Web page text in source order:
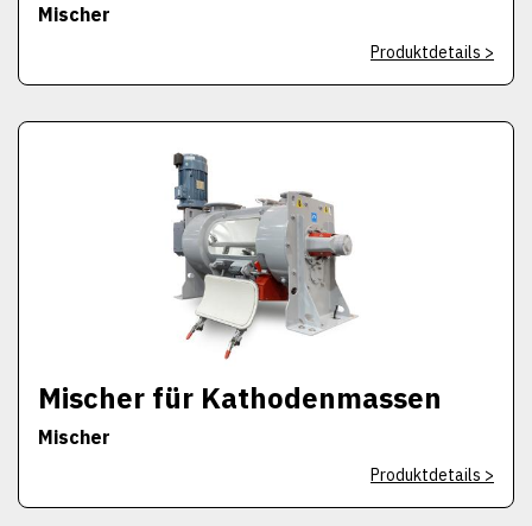
Mischer
Produktdetails >
Mischer für Kathodenmassen
Mischer
Produktdetails >